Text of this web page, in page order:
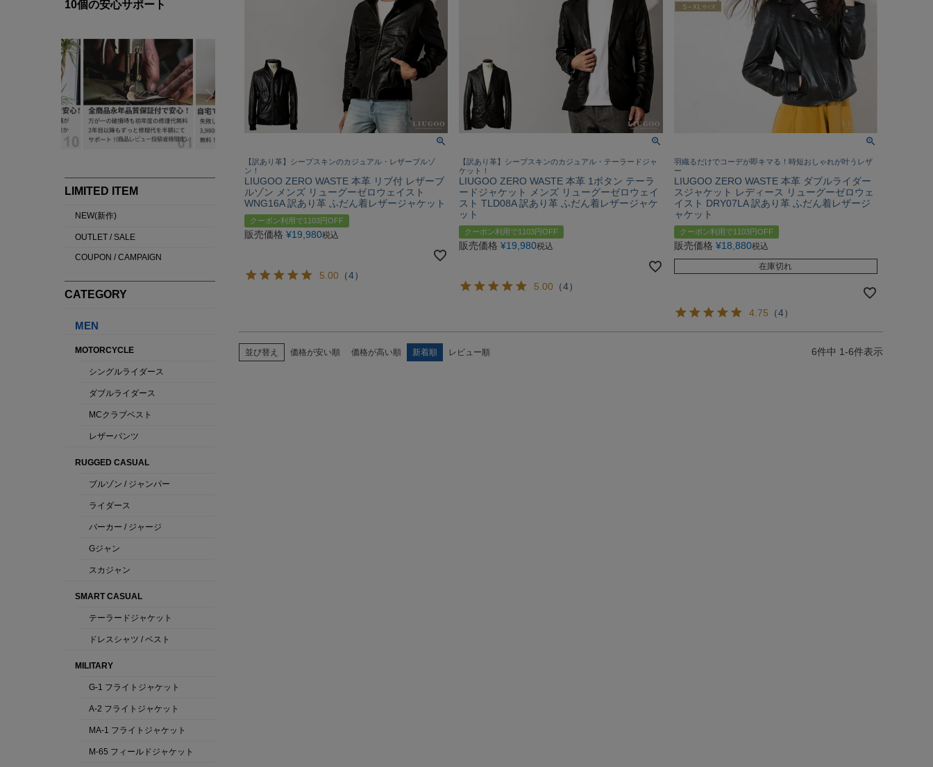
【訳あり革】シープスキンのカジュアル・レザーブルゾ
ン！
LIUGOO ZERO WASTE 本革 リブ付 レザーブ
ルゾン メンズ リューグーゼロウェイスト
WNG16A 訳あり革 ふだん着レザージャケット
クーポン利用で1103円OFF
販売価格 ¥19,980税込
5.00 （4）
【訳あり革】シープスキンのカジュアル・テーラードジャ
ケット！
LIUGOO ZERO WASTE 本革 1ボタン テーラ
ードジャケット メンズ リューグーゼロウェイ
スト TLD08A 訳あり革 ふだん着レザージャケ
ット
クーポン利用で1103円OFF
販売価格 ¥19,980税込
5.00 （4）
羽織るだけでコーデが即キマる！時短おしゃれが叶うレザ
ー
LIUGOO ZERO WASTE 本革 ダブルライダー
スジャケット レディース リューグーゼロウェ
イスト DRY07LA 訳あり革 ふだん着レザージ
ャケット
クーポン利用で1103円OFF
販売価格 ¥18,880税込
在庫切れ
4.75 （4）
並び替え 価格が安い順 価格が高い順 新着順 レビュー順 6件中 1-6件表示